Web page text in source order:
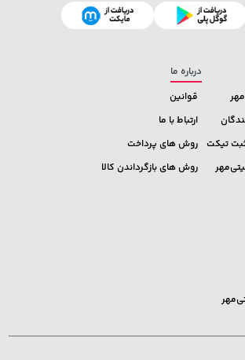
خرید
185,000 تومان
219,900
تیکت
درباره ما
قوانین
ارتباط با ما
روش های پرداخت
روش های بازگرداندن کالا